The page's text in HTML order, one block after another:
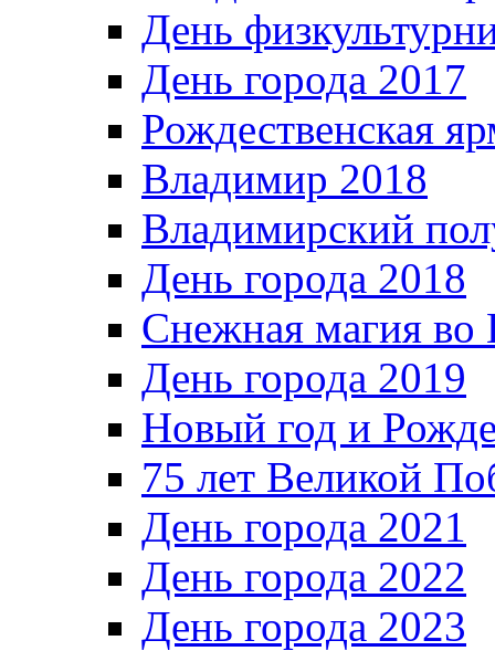
День
День города 2017
Рождественская
Владимир 2018
Владимирский
День города 2018
Снежная магия во
День города 2019
Новый год и
75 лет Великой
День города 2021
День города 2022
День города 2023